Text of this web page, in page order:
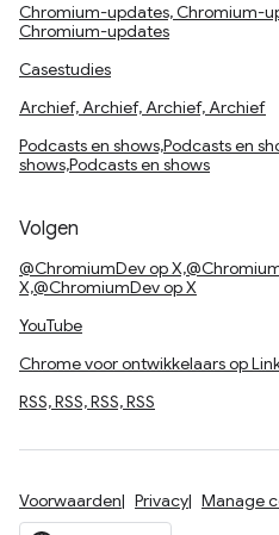
Chromium-updates, Chromium-
Chromium-updates
Casestudies
Archief, Archief, Archief, Archief
Podcasts en shows,Podcasts en
shows,Podcasts en shows
Volgen
@ChromiumDev op
X,@ChromiumDev op X
YouTube
Chrome voor ontwikkelaars op
RSS, RSS, RSS, RSS
Voorwaarden Privacy Manage